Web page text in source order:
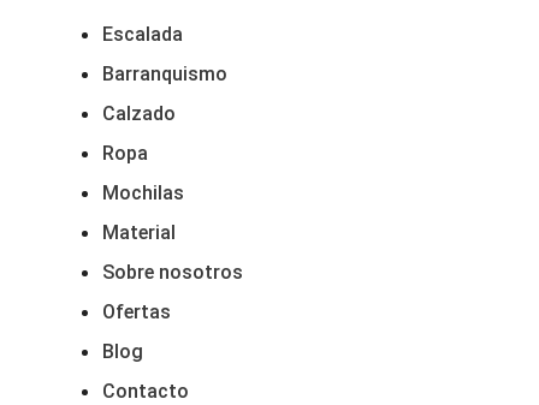
Escalada
Barranquismo
Calzado
Ropa
Mochilas
Material
Sobre nosotros
Ofertas
Blog
Contacto